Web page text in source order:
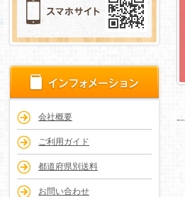
会社概要
ご利用ガイド
都道府県別送料
お問い合わせ